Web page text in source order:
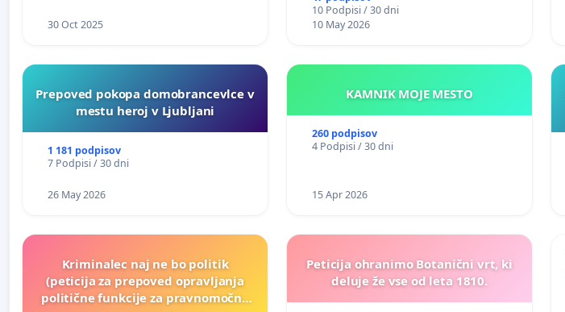
30 Oct 2025
10 Podpisi / 30 dni
10 May 2026
Prepoved pokopa domobrancevlce v
mestu heroj v Ljubljani
1 181 podpisov
7 Podpisi / 30 dni
26 May 2026
KAMNIK MOJE MESTO
260 podpisov
4 Podpisi / 30 dni
15 Apr 2026
Kriminalec naj ne bo politik
(peticija za prepoved opravljanja
politične funkcije za pravnomočno
Peticija ohranimo Botanični vrt, ki
deluje že vse od leta 1810.